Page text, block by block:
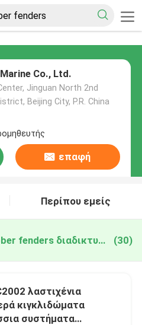
Co., Ltd.
Jinguan North 2nd
Beijing City, P.R. China
επαφή
Περίπου εμείς
pianc2002 cone rubber fenders διαδικτυακή κατασκευή (30)
λαστιχένια
κιγκλιδώματα
συστήματα